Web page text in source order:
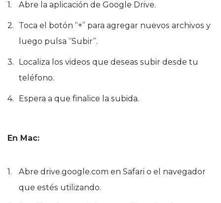
Abre la aplicación de Google Drive.
Toca el botón “+” para agregar nuevos archivos y
luego pulsa “Subir”.
Localiza los videos que deseas subir desde tu
teléfono.
Espera a que finalice la subida.
En Mac:
Abre drive.google.com en Safari o el navegador
que estés utilizando.